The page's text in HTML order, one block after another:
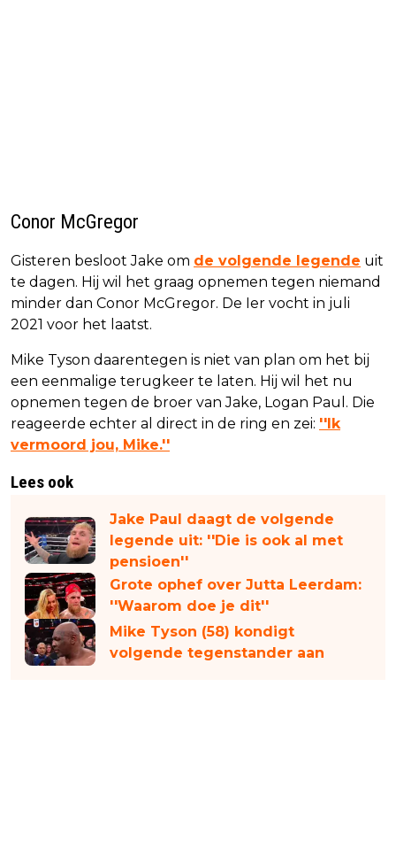
Conor McGregor
Gisteren besloot Jake om de volgende legende uit
te dagen. Hij wil het graag opnemen tegen niemand
minder dan Conor McGregor. De Ier vocht in juli
2021 voor het laatst.
Mike Tyson daarentegen is niet van plan om het bij
een eenmalige terugkeer te laten. Hij wil het nu
opnemen tegen de broer van Jake, Logan Paul. Die
reageerde echter al direct in de ring en zei: ''Ik
vermoord jou, Mike.''
Lees ook
Jake Paul daagt de volgende
legende uit: ''Die is ook al met
pensioen''
Grote ophef over Jutta Leerdam:
''Waarom doe je dit''
Mike Tyson (58) kondigt
volgende tegenstander aan